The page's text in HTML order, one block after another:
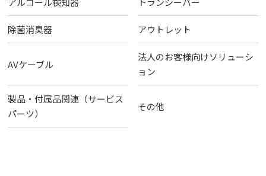
除菌消臭器 アウトレット
AVケーブル
法人のお客様向けソリューシ
ョン
製品・付属品関連（サービス
パーツ）
その他